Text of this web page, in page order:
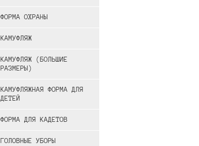
ФОРМА ОХРАНЫ
КАМУФЛЯЖ
КАМУФЛЯЖ (БОЛЬШИЕ
РАЗМЕРЫ)
КАМУФЛЯЖНАЯ ФОРМА ДЛЯ
ДЕТЕЙ
ФОРМА ДЛЯ КАДЕТОВ
ГОЛОВНЫЕ УБОРЫ